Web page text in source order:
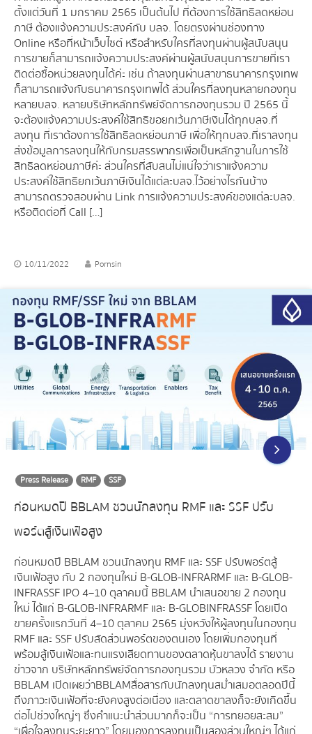
ตั้งแต่วันที่ 1 มกราคม 2565 เป็นต้นไป ที่ต้องการใช้สิทธิลดหย่อน
ภาษี ต้องแจ้งความประสงค์กับ บลจ. โดยตรงผ่านช่องทาง
Online หรือที่หน้าเว็บไซต์ หรือสำหรับใครที่ลงทุนผ่านผู้สนับสนุน
การขายก็สามารถแจ้งความประสงค์ผ่านผู้สนับสนุนการขายที่เรา
ติดต่อซื้อหน่วยลงทุนได้ค่ะ เช่น ถ้าลงทุนผ่านสาขาธนาคารกรุงเทพ
ก็สามารถแจ้งกับธนาคารกรุงเทพได้ ส่วนใครที่ลงทุนหลายกองทุน
หลายบลจ. หลายบริษัทหลักทรัพย์จัดการกองทุนรวม ปี 2565 นี้
จะต้องแจ้งความประสงค์ใช้สิทธิขอยกเว้นภาษีเงินได้ทุกบลจ.ที่
ลงทุน ที่เราต้องการใช้สิทธิลดหย่อนภาษี เพื่อให้ทุกบลจ.ที่เราลงทุน
ส่งข้อมูลการลงทุนให้กับกรมสรรพากรเพื่อเป็นหลักฐานในการใช้
สิทธิลดหย่อนภาษีค่ะ ส่วนใครที่สับสนไม่แน่ใจว่าเราแจ้งความ
ประสงค์ใช้สิทธิยกเว้นภาษีเงินได้แต่ละบลจ.ไว้อย่างไรกันบ้าง
สามารถตรวจสอบผ่าน Link การแจ้งความประสงค์ของแต่ละบลจ.
หรือติดต่อที่ Call […]
10/11/2022 Pornsin
Press Release RMF SSF
ก่อนหมดปี BBLAM ชวนนักลงทุน RMF และ SSF ปรับ
พอร์ตสู้เงินเฟ้อสูง
ก่อนหมดปี BBLAM ชวนนักลงทุน RMF และ SSF ปรับพอร์ตสู้
เงินเฟ้อสูง กับ 2 กองทุนใหม่ B-GLOB-INFRARMF และ B-GLOB-
INFRASSF IPO 4–10 ตุลาคมนี้ BBLAM นำเสนอขาย 2 กองทุน
ใหม่ ได้แก่ B-GLOB-INFRARMF และ B-GLOBINFRASSF โดยเปิด
ขายครั้งแรกวันที่ 4–10 ตุลาคม 2565 มุ่งหวังให้ผู้ลงทุนในกองทุน
RMF และ SSF ปรับสัดส่วนพอร์ตของตนเอง โดยเพิ่มกองทุนที่
พร้อมสู้เงินเฟ้อและทนแรงเสียดทานของตลาดหุ้นขาลงได้ รายงาน
ข่าวจาก บริษัทหลักทรัพย์จัดการกองทุนรวม บัวหลวง จำกัด หรือ
BBLAM เปิดเผยว่าBBLAM สื่อสารกับนักลงทุนสม่ำเสมอตลอดปีนี้
ถึงภาวะเงินเฟ้อที่จะยังคงสูงต่อเนื่อง และตลาดขาลงก็จะยังเกิดขึ้น
ต่อไปช่วงใหญ่ๆ ซึ่งคำแนะนำส่วนมากก็จะเป็น “การทยอยสะสม”